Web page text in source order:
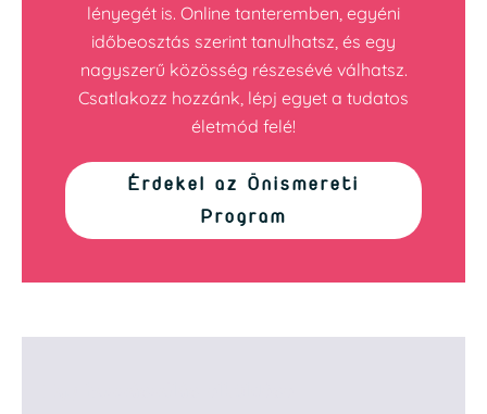
lényegét is. Online tanteremben, egyéni
időbeosztás szerint tanulhatsz, és egy
nagyszerű közösség részesévé válhatsz.
Csatlakozz hozzánk, lépj egyet a tudatos
életmód felé!
Érdekel az Önismereti
Program